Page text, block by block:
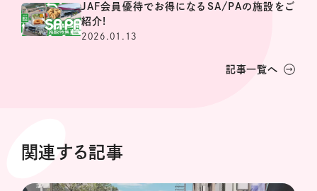
JAF会員優待でお得になるSA/PAの施設をご
紹介!
2026.01.13
記事一覧へ
関連する記事